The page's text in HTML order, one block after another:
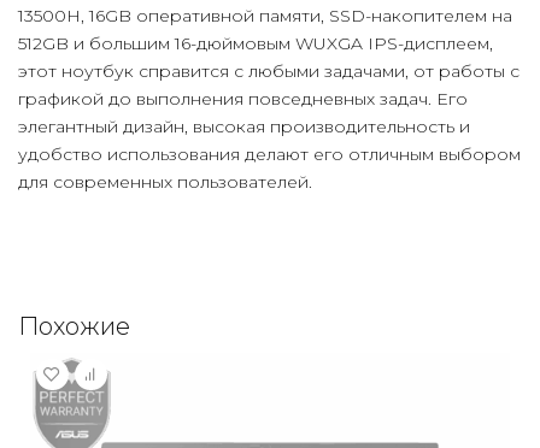
13500H, 16GB оперативной памяти, SSD-накопителем на
512GB и большим 16-дюймовым WUXGA IPS-дисплеем,
этот ноутбук справится с любыми задачами, от работы с
графикой до выполнения повседневных задач. Его
элегантный дизайн, высокая производительность и
удобство использования делают его отличным выбором
для современных пользователей.
Похожие